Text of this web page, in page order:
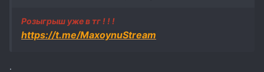
Розыгрыш уже в тг ! ! !
https://t.me/MaxoynuStream
.